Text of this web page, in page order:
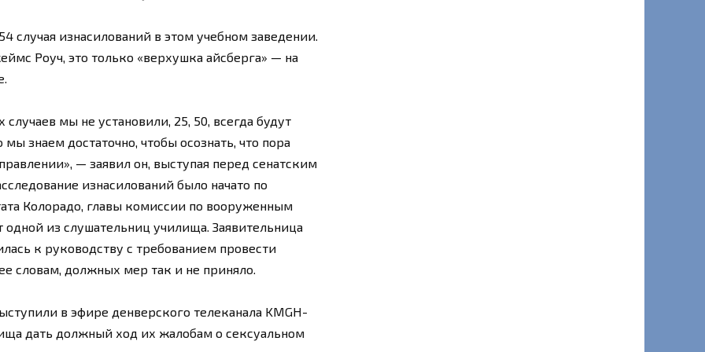
случая изнасилований в этом учебном заведении.
Роуч, это только «верхушка айсберга» — на
мы не установили, 25, 50, всегда будут
знаем достаточно, чтобы осознать, что пора
— заявил он, выступая перед сенатским
изнасилований было начато по
Колорадо, главы комиссии по вооруженным
из слушательниц училища. Заявительница
к руководству с требованием провести
словам, должных мер так и не приняло.
в эфире денверского телеканала KMGH-
дать должный ход их жалобам о сексуальном